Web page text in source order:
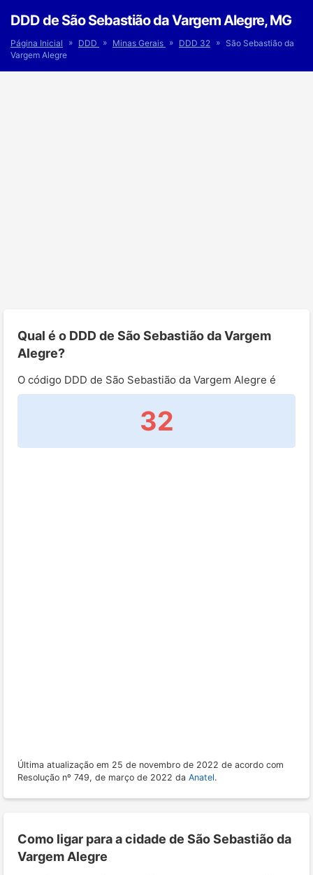
DDD de São Sebastião da Vargem Alegre, MG
Página Inicial » DDD » Minas Gerais » DDD 32 » São Sebastião da
Vargem Alegre
Qual é o DDD de São Sebastião da Vargem
Alegre?
O código DDD de São Sebastião da Vargem Alegre é
32
Última atualização em 25 de novembro de 2022 de acordo com
Resolução nº 749, de março de 2022 da Anatel.
Como ligar para a cidade de São Sebastião da
Vargem Alegre